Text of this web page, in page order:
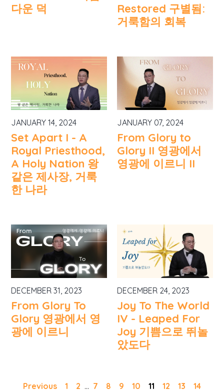
다운 덕
Restored 구별됨:
거룩함의 회복
JANUARY 14, 2024
Set Apart I - A
Royal Priesthood,
A Holy Nation 왕
같은 제사장, 거룩
한 나라
JANUARY 07, 2024
From Glory to
Glory II 영광에서
영광에 이르니 II
DECEMBER 31, 2023
From Glory To
Glory 영광에서 영
광에 이르니
DECEMBER 24, 2023
Joy To The World
IV - Leaped For
Joy 기쁨으로 뛰놀
았도다
Previous 1 2 ... 7 8 9 10 11 12 13
14